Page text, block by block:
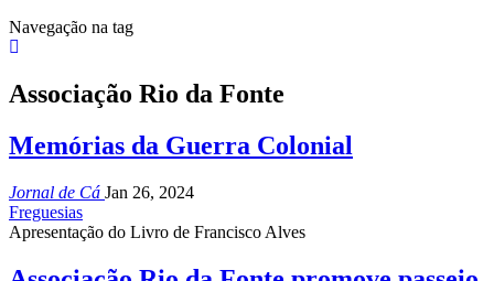
Navegação na tag
Associação Rio da Fonte
Memórias da Guerra Colonial
Jornal de Cá Jan 26, 2024
Freguesias
Apresentação do Livro de Francisco Alves